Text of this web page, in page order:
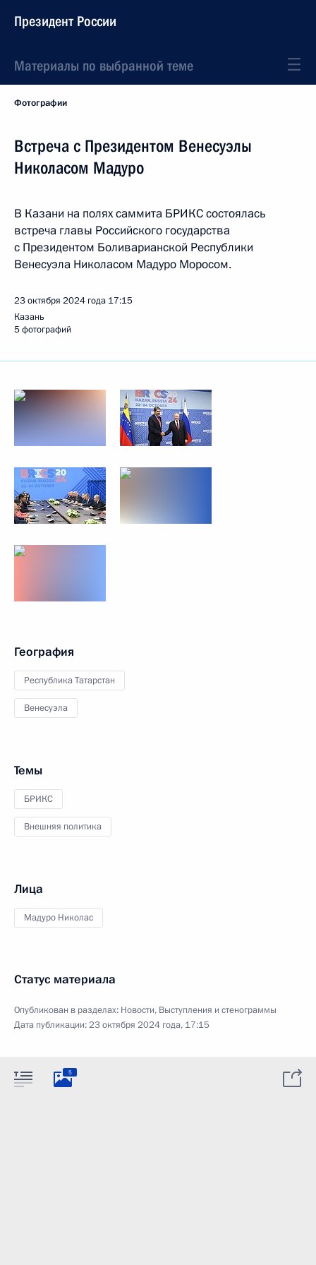
Президент России
Материалы по выбранной теме
Фотографии
Встреча с Президентом Венесуэлы
Николасом Мадуро
В Казани на полях саммита БРИКС состоялась
встреча главы Российского государства
с Президентом Боливарианской Республики
Венесуэла Николасом Мадуро Моросом.
23 октября 2024 года 17:15
Казань
5 фотографий
География
Республика Татарстан
Венесуэла
Темы
БРИКС
Внешняя политика
Лица
Мадуро Николас
Статус материала
Опубликован в разделах: Новости, Выступления и стенограммы
Дата публикации:23 октября 2024 года, 17:15
5